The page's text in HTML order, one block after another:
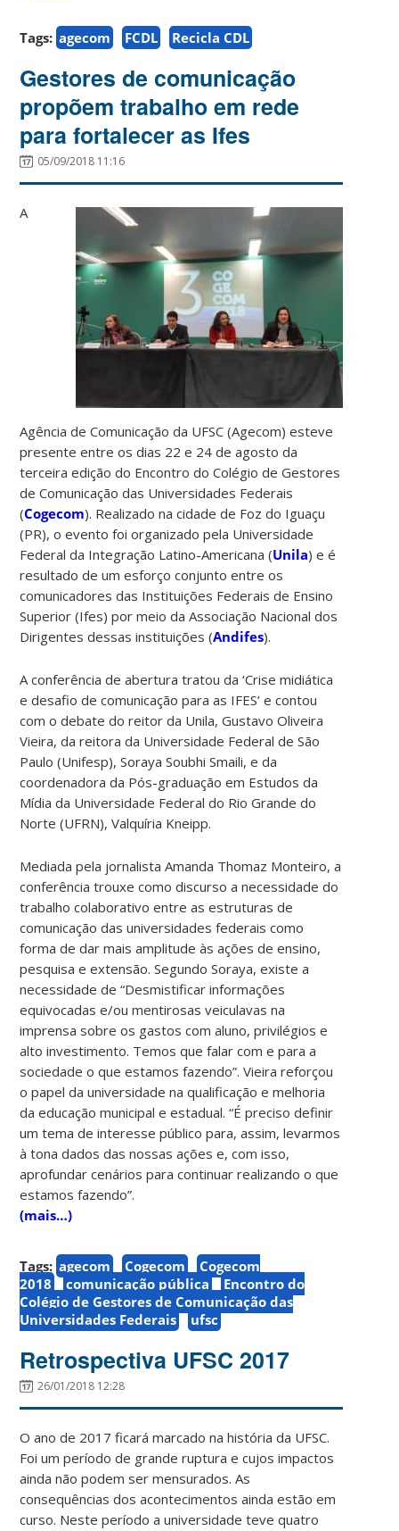
Tags: agecom FCDL Recicla CDL
Gestores de comunicação
propõem trabalho em rede
para fortalecer as Ifes
05/09/2018 11:16
A
Agência de Comunicação da UFSC (Agecom) esteve
presente entre os dias 22 e 24 de agosto da
terceira edição do Encontro do Colégio de Gestores
de Comunicação das Universidades Federais
(Cogecom). Realizado na cidade de Foz do Iguaçu
(PR), o evento foi organizado pela Universidade
Federal da Integração Latino-Americana (Unila) e é
resultado de um esforço conjunto entre os
comunicadores das Instituições Federais de Ensino
Superior (Ifes) por meio da Associação Nacional dos
Dirigentes dessas instituições (Andifes).
A conferência de abertura tratou da ‘Crise midiática
e desafio de comunicação para as IFES’ e contou
com o debate do reitor da Unila, Gustavo Oliveira
Vieira, da reitora da Universidade Federal de São
Paulo (Unifesp), Soraya Soubhi Smaili, e da
coordenadora da Pós-graduação em Estudos da
Mídia da Universidade Federal do Rio Grande do
Norte (UFRN), Valquíria Kneipp.
Mediada pela jornalista Amanda Thomaz Monteiro, a
conferência trouxe como discurso a necessidade do
trabalho colaborativo entre as estruturas de
comunicação das universidades federais como
forma de dar mais amplitude às ações de ensino,
pesquisa e extensão. Segundo Soraya, existe a
necessidade de “Desmistificar informações
equivocadas e/ou mentirosas veiculavas na
imprensa sobre os gastos com aluno, privilégios e
alto investimento. Temos que falar com e para a
sociedade o que estamos fazendo”. Vieira reforçou
o papel da universidade na qualificação e melhoria
da educação municipal e estadual. “É preciso definir
um tema de interesse público para, assim, levarmos
à tona dados das nossas ações e, com isso,
aprofundar cenários para continuar realizando o que
estamos fazendo”.
(mais…)
Tags: agecom Cogecom
Cogecom
2018
comunicação pública
Encontro do
Colégio de Gestores de Comunicação das
Universidades Federais
ufsc
Retrospectiva UFSC 2017
26/01/2018 12:28
O ano de 2017 ficará marcado na história da UFSC.
Foi um período de grande ruptura e cujos impactos
ainda não podem ser mensurados. As
consequências dos acontecimentos ainda estão em
curso. Nesteperíodoa universidade teve quatro